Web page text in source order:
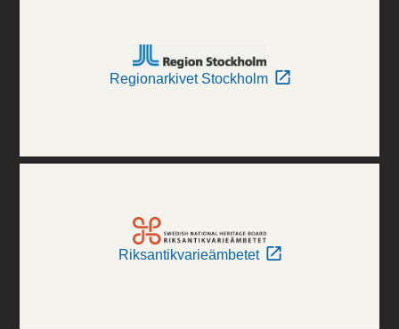
Regionarkivet Stockholm
Riksantikvarieämbetet